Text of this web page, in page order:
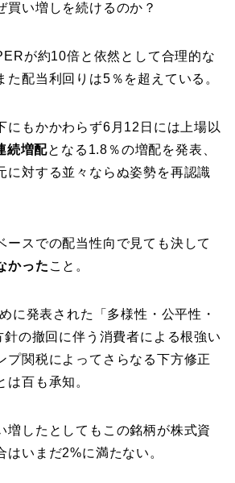
買い増しを続けるのか？
が約10倍と依然として合理的な
た配当利回りは5％を超えている。
にもかかわらず6月12日には上場以
続増配となる1.8％の増配を発表、
に対する並々ならぬ姿勢を再認識
ースでの配当性向で見ても決して
かった こと。
に発表された「多様性・公平性・
の撤回に伴う消費者による根強い
プ関税によってさらなる下方修正
は百も承知。
増したとしてもこの銘柄が株式資
はいまだ2%に満たない。